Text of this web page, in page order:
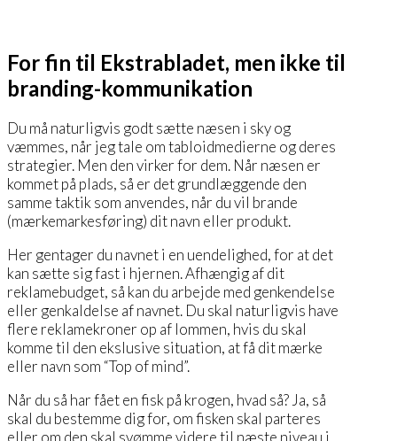
For fin til Ekstrabladet, men ikke til
branding-kommunikation
Du må naturligvis godt sætte næsen i sky og
væmmes, når jeg tale om tabloidmedierne og deres
strategier. Men den virker for dem. Når næsen er
kommet på plads, så er det grundlæggende den
samme taktik som anvendes, når du vil brande
(mærkemarkesføring) dit navn eller produkt.
Her gentager du navnet i en uendelighed, for at det
kan sætte sig fast i hjernen. Afhængig af dit
reklamebudget, så kan du arbejde med genkendelse
eller genkaldelse af navnet. Du skal naturligvis have
flere reklamekroner op af lommen, hvis du skal
komme til den ekslusive situation, at få dit mærke
eller navn som “Top of mind”.
Når du så har fået en fisk på krogen, hvad så? Ja, så
skal du bestemme dig for, om fisken skal parteres
eller om den skal svømme videre til næste niveau i